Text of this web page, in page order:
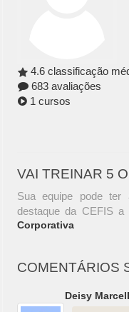
4.6 classificação
683 avaliações
1 cursos
VAI TREINAR 5
Sua equipe pode
destaque da CEFIS a
Corporativa
COMENTÁRIOS
Deisy